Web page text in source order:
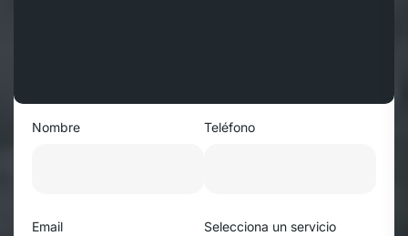
Nombre Teléfono
Email Selecciona un servicio